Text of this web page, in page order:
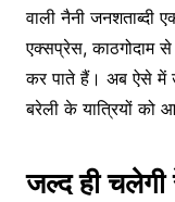
वाली नैनी
एक्सप्रेस, काठगोदाम से
कर पाते हैं। अब ऐसे में
बरेली के यात्रियों को
जल्द ही